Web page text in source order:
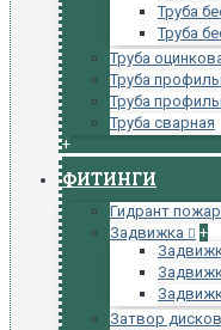
Труба
Труба
Труба
Труба
Труба
Труба сварная
+
ФИТИНГИ
Гидрант
Задвижка
+
Затвор